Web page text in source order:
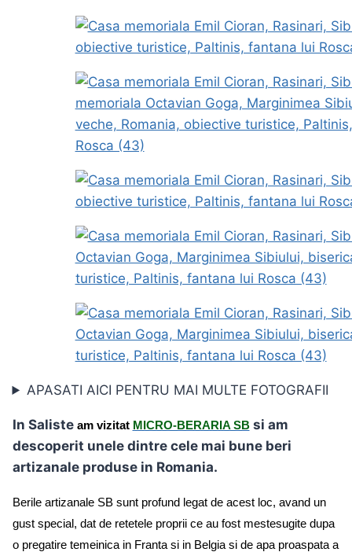
APASATI AICI PENTRU MAI MULTE FOTOGRAFII
In Saliste am vizitat MICRO-BERARIA SBsi am
descoperit unele dintre cele mai bune beri
artizanale produse in Romania.
Berile artizanale SB sunt profund legat de acest loc, avand un
gust special, dat de retetele proprii ce au fost mestesugite dupa
o pregatire temeinica in Franta si in Belgia si de apa proaspata a